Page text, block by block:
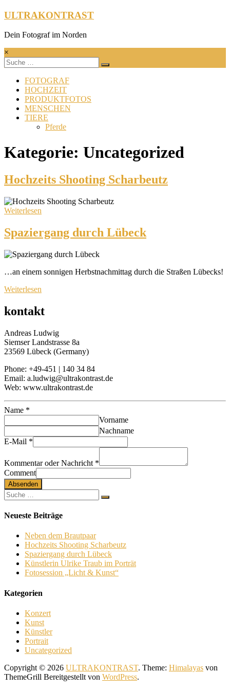
Zum
springen
ULTRAKONTRAST
Dein Fotograf im Norden
×
FOTOGRAF
HOCHZEIT
PRODUKTFOTOS
MENSCHEN
TIERE
Pferde
Kategorie: Uncategorized
Hochzeits Shooting Scharbeutz
Weiterlesen
Spaziergang durch Lübeck
…an einem sonnigen Herbstnachmittag durch die Straßen Lübecks!
Weiterlesen
kontakt
Andreas Ludwig
Siemser Landstrasse 8a
23569 Lübeck (Germany)
Phone: +49-451 | 140 34 84
Email: a.ludwig@ultrakontrast.de
Web: www.ultrakontrast.de
Name *
Vorname
Nachname
E-Mail *
Kommentar oder Nachricht *
Comment
Absenden
Neueste Beiträge
Neben dem Brautpaar
Hochzeits Shooting Scharbeutz
Spaziergang durch Lübeck
Künstlerin Ulrike Traub im Porträt
Fotosession „Licht & Kunst“
Kategorien
Konzert
Kunst
Künstler
Portrait
Uncategorized
Copyright © 2026 ULTRAKONTRAST. Theme: Himalayas von
ThemeGrill Bereitgestellt von WordPress.